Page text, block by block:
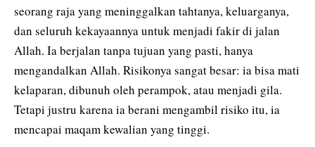
seorang raja yang meninggalkan tahtanya, keluarganya,
dan seluruh kekayaannya untuk menjadi fakir di jalan
Allah. Ia berjalan tanpa tujuan yang pasti, hanya
mengandalkan Allah. Risikonya sangat besar: ia bisa mati
kelaparan, dibunuh oleh perampok, atau menjadi gila.
Tetapi justru karena ia berani mengambil risiko itu, ia
mencapai maqam kewalian yang tinggi.